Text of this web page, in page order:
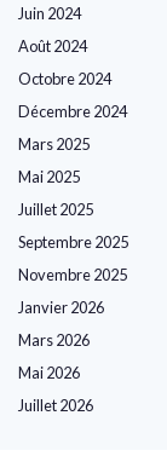
Juin 2024
Août 2024
Octobre 2024
Décembre 2024
Mars 2025
Mai 2025
Juillet 2025
Septembre 2025
Novembre 2025
Janvier 2026
Mars 2026
Mai 2026
Juillet 2026